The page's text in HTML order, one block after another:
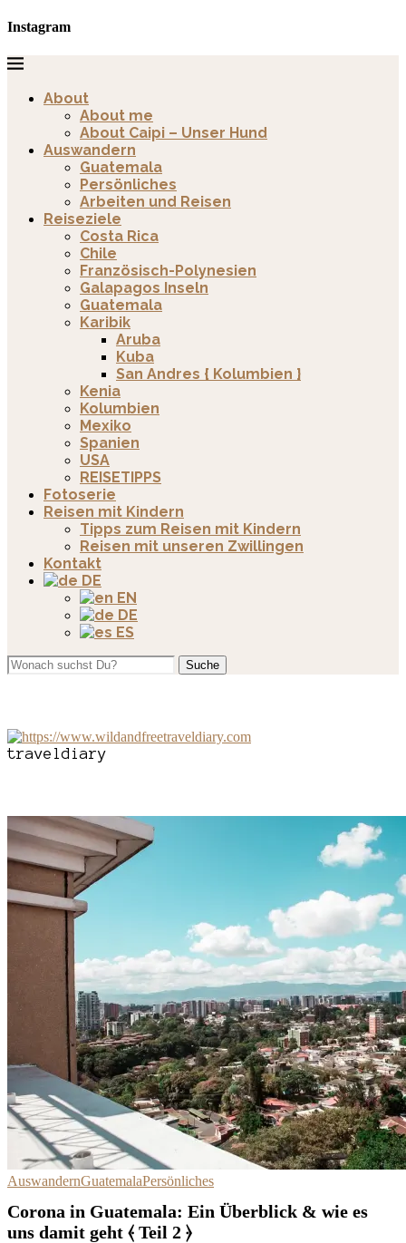
Instagram
About
About me
About Caipi – Unser Hund
Auswandern
Guatemala
Persönliches
Arbeiten und Reisen
Reiseziele
Costa Rica
Chile
Französisch-Polynesien
Galapagos Inseln
Guatemala
Karibik
Aruba
Kuba
San Andres { Kolumbien }
Kenia
Kolumbien
Mexiko
Spanien
USA
REISETIPPS
Fotoserie
Reisen mit Kindern
Tipps zum Reisen mit Kindern
Reisen mit unseren Zwillingen
Kontakt
DE
EN
DE
ES
Suche
traveldiary
AuswandernGuatemalaPersönliches
Corona in Guatemala: Ein Überblick & wie es
uns damit geht ⦑ Teil 2 ⦒